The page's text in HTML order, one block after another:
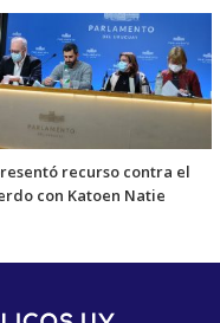
recurso contra el
con Katoen Natie